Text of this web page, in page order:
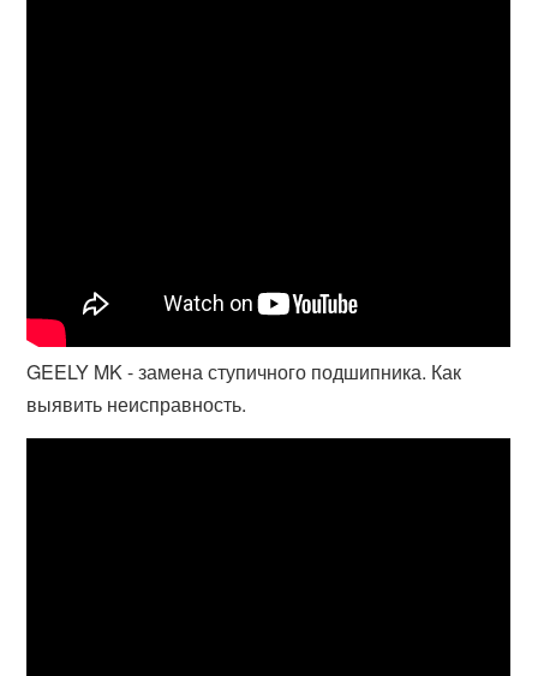
GEELY MK - замена ступичного подшипника. Как
выявить неисправность.